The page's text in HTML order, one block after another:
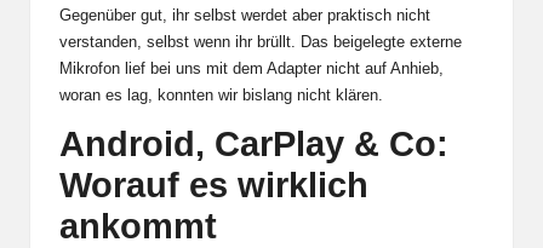
Gegenüber gut, ihr selbst werdet aber praktisch nicht
verstanden, selbst wenn ihr brüllt. Das beigelegte externe
Mikrofon lief bei uns mit dem Adapter nicht auf Anhieb,
woran es lag, konnten wir bislang nicht klären.
Android, CarPlay & Co:
Worauf es wirklich
ankommt